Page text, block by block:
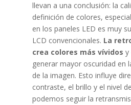
llevan a una conclusión: la
definición de colores,
en los paneles LED es muy
LCD convencionales. La
crea colores más vívidos y
generar mayor oscuridad en
de la imagen. Esto influye
contraste, el brillo y el nivel
podemos seguir la